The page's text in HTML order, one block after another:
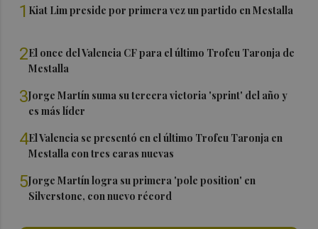
1 Kiat Lim preside por primera vez un partido en Mestalla
2El once del Valencia CF para el último Trofeu Taronja de
Mestalla
3Jorge Martín suma su tercera victoria 'sprint' del año y
es más líder
4El Valencia se presentó en el último Trofeu Taronja en
Mestalla con tres caras nuevas
5Jorge Martín logra su primera 'pole position' en
Silverstone, con nuevo récord